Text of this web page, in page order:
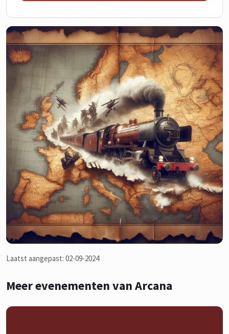
Laatst aangepast: 02-09-2024
Meer evenementen van Arcana